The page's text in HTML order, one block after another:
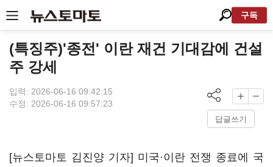
구독
(특징주)'종전' 이란 재건 기대감에 건설
주 강세
입력: 2026-06-16 09:42:15
수정: 2026-06-16 09:57:23
답글쓰기
[뉴스토마토 김진양 기자] 미국·이란 전쟁 종료에 국